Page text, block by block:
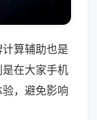
算辅助也是
在大家手机
，避免影响